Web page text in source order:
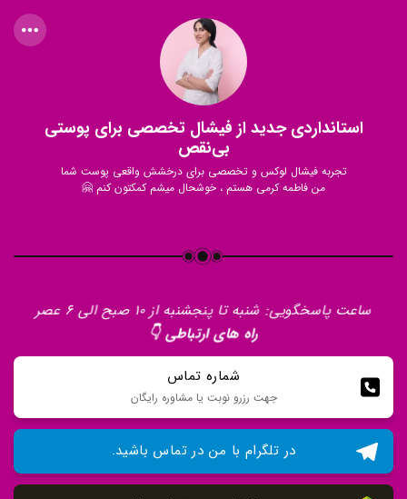
استانداردی جدید از فیشال تخصصی برای پوستی
بی‌نقص
تجربه فیشال لوکس و تخصصی برای درخشش واقعی پوست شما
من فاطمه کرمی هستم ، خوشحال میشم کمکتون کنم 🤗
ساعت پاسخگویی: شنبه تا پنجشنبه از ۱۰ صبح الی ۶ عصر
راه های ارتباطی 👇
شماره تماس
جهت رزرو نوبت یا مشاوره رایگان
در تلگرام با من در تماس باشید.